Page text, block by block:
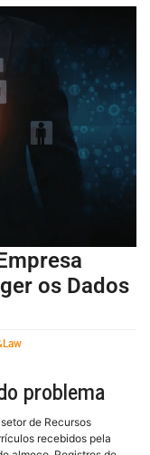
os Dados
problema
de Recursos
recebidos pela